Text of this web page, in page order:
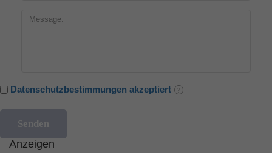
Datenschutzbestimmungen akzeptiert
Anzeigen
Blumengeschäfte